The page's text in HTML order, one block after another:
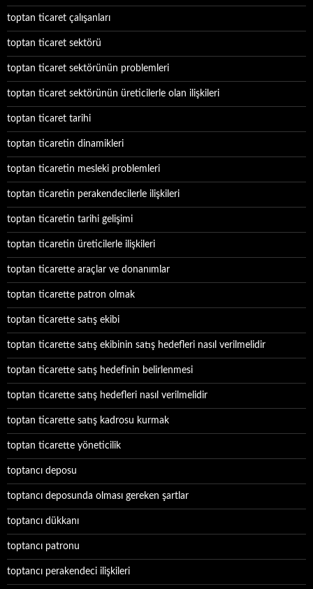
toptan ticaret çalışanları
toptan ticaret sektörü
toptan ticaret sektörünün problemleri
toptan ticaret sektörünün üreticilerle olan ilişkileri
toptan ticaret tarihi
toptan ticaretin dinamikleri
toptan ticaretin mesleki problemleri
toptan ticaretin perakendecilerle ilişkileri
toptan ticaretin tarihi gelişimi
toptan ticaretin üreticilerle ilişkileri
toptan ticarette araçlar ve donanımlar
toptan ticarette patron olmak
toptan ticarette satış ekibi
toptan ticarette satış ekibinin satış hedefleri nasıl verilmelidir
toptan ticarette satış hedefinin belirlenmesi
toptan ticarette satış hedefleri nasıl verilmelidir
toptan ticarette satış kadrosu kurmak
toptan ticarette yöneticilik
toptancı deposu
toptancı deposunda olması gereken şartlar
toptancı dükkanı
toptancı patronu
toptancı perakendeci ilişkileri